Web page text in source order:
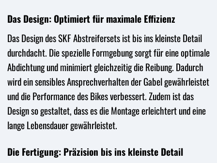
Das Design: Optimiert für maximale Effizienz
Das Design des SKF Abstreifersets ist bis ins kleinste Detail
durchdacht. Die spezielle Formgebung sorgt für eine optimale
Abdichtung und minimiert gleichzeitig die Reibung. Dadurch
wird ein sensibles Ansprechverhalten der Gabel gewährleistet
und die Performance des Bikes verbessert. Zudem ist das
Design so gestaltet, dass es die Montage erleichtert und eine
lange Lebensdauer gewährleistet.
Die Fertigung: Präzision bis ins kleinste Detail